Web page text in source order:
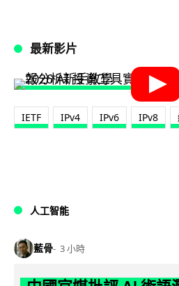
最新影片
IETF IPv4 IPv6 IPv8
人工智能
藍骨 3 小時